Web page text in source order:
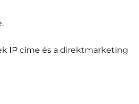
IP címe és a direktmarketing